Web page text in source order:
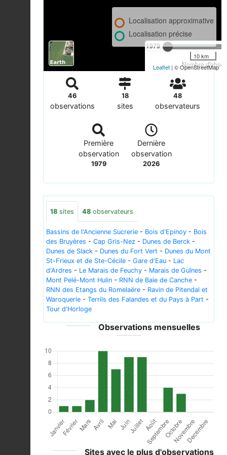
1979
Nombre
Localisation approximative
Localisation précise
10 km
Leaflet | © OpenStreetMap
46
observations
18
sites
48
observateurs
Première
observation
1979
Dernière
observation
2026
18 sites 48 observateurs
Bassins de l'Ancienne Sucrerie - Bois d'Epinoy - Bois
des Bruyères - Cap Gris-Nez - Dunes de Berck -
Dunes de Slack - Dunes du Fort Vert - Dunes du Mont
St-Frieux et de Ste-Cécile - Gare d'Eau - Lac
d'Ardres - Le Marais de Feuchy - Marais de Guînes -
Mont Pelé-Mont Hulin - RNN de Baie de Canche -
RNN des Etangs du Romelaëre - Ravin de Pitendal et
Waroquerie - Terrils des Falandes et du Pays à Part -
Tour d'Horloge
Observations mensuelles
Sites avec le plus d'observations